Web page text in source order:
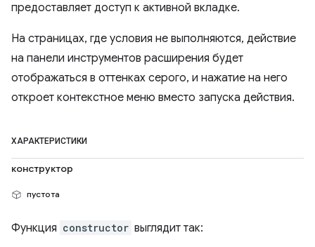
предоставляет доступ к активной вкладке.
На страницах, где условия не выполняются, действие
на панели инструментов расширения будет
отображаться в оттенках серого, и нажатие на него
откроет контекстное меню вместо запуска действия.
ХАРАКТЕРИСТИКИ
конструктор
пустота
Функция constructor выглядит так: